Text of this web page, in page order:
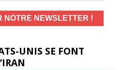
UNIS SE FONT